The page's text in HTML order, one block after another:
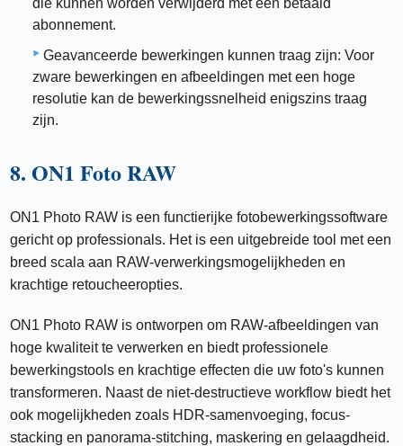
die kunnen worden verwijderd met een betaald
abonnement.
Geavanceerde bewerkingen kunnen traag zijn: Voor
zware bewerkingen en afbeeldingen met een hoge
resolutie kan de bewerkingssnelheid enigszins traag
zijn.
8. ON1 Foto RAW
ON1 Photo RAW is een functierijke fotobewerkingssoftware
gericht op professionals. Het is een uitgebreide tool met een
breed scala aan RAW-verwerkingsmogelijkheden en
krachtige retoucheeropties.
ON1 Photo RAW is ontworpen om RAW-afbeeldingen van
hoge kwaliteit te verwerken en biedt professionele
bewerkingstools en krachtige effecten die uw foto's kunnen
transformeren. Naast de niet-destructieve workflow biedt het
ook mogelijkheden zoals HDR-samenvoeging, focus-
stacking en panorama-stitching, maskering en gelaagdheid.